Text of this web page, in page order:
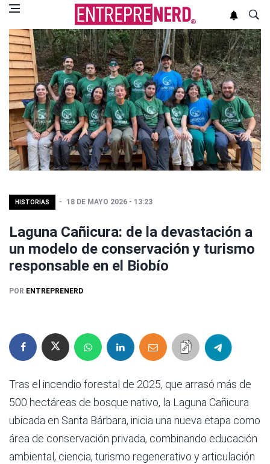
HISTORIAS 18 DE MAYO 2026 - 13:23
Laguna Cañicura: de la devastación a
un modelo de conservación y turismo
responsable en el Biobío
POR ENTREPRENERD
Tras el incendio forestal de 2025, que arrasó más de
500 hectáreas de bosque nativo, la Laguna Cañicura
ubicada en Santa Bárbara, inicia una nueva etapa como
área de conservación privada, combinando educación
ambiental, ciencia, turismo regenerativo y articulación